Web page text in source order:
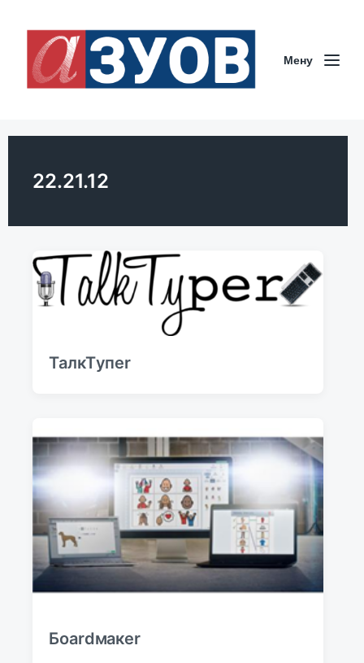
Мeну
22.21.12
ТалкТyпer
Боаrdмакer